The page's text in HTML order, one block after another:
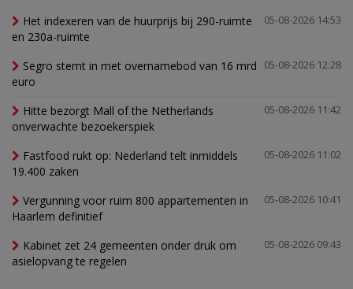
05-08-2026 14:53
Het indexeren van de huurprijs bij 290-ruimte
en 230a-ruimte
05-08-2026 12:28
Segro stemt in met overnamebod van 16 mrd
euro
05-08-2026 11:42
Hitte bezorgt Mall of the Netherlands
onverwachte bezoekerspiek
05-08-2026 11:02
Fastfood rukt op: Nederland telt inmiddels
19.400 zaken
05-08-2026 10:41
Vergunning voor ruim 800 appartementen in
Haarlem definitief
05-08-2026 09:43
Kabinet zet 24 gemeenten onder druk om
asielopvang te regelen